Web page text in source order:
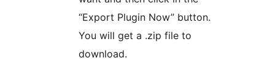
“Export Plugin Now” button.
You will get a .zip file to
download.